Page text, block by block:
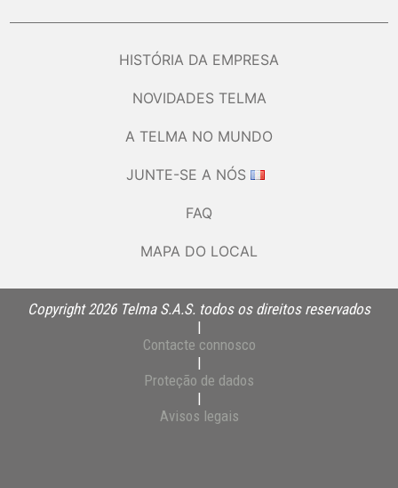
HISTÓRIA DA EMPRESA
NOVIDADES TELMA
A TELMA NO MUNDO
JUNTE-SE A NÓS
FAQ
MAPA DO LOCAL
Copyright 2026 Telma S.A.S. todos os direitos reservados
|
Contacte connosco
|
Proteção de dados
|
Avisos legais